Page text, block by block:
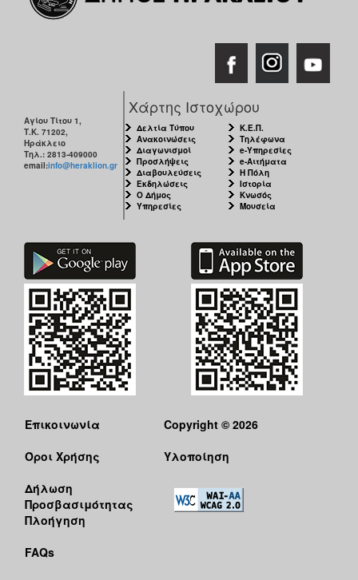
Αγίου Τίτου 1,
Τ.Κ. 71202,
Ηράκλειο
Τηλ.: 2813-409000
email:info@heraklion.gr
Χάρτης Ιστοχώρου
Δελτία Τύπου
Ανακοινώσεις
Διαγωνισμοί
Προσλήψεις
Διαβουλεύσεις
Εκδηλώσεις
Ο Δήμος
Υπηρεσίες
Κ.Ε.Π.
Τηλέφωνα
e-Υπηρεσίες
e-Αιτήματα
Η Πόλη
Ιστορία
Κνωσός
Μουσεία
Επικοινωνία
Όροι Χρήσης
Δήλωση
Προσβασιμότητας
Πλοήγηση
FAQs
Copyright © 2026
Υλοποίηση